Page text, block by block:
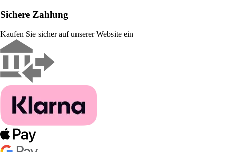
Sichere Zahlung
Kaufen Sie sicher auf unserer Website ein